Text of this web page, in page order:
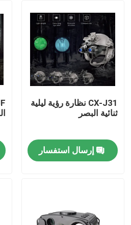
حولنا
جولة في المصنع
اطلب اقتباس
سترة عسكرية تكتيكية مضادة
CX-J31 نظارة رؤية ليلية
ثنائية البصر
إرسال استفسار